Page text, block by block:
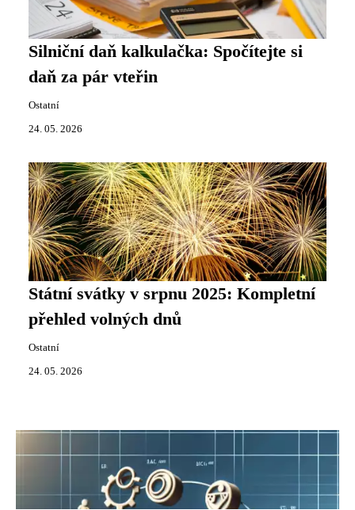
Silniční daň kalkulačka: Spočítejte si
daň za pár vteřin
Ostatní
24. 05. 2026
Státní svátky v srpnu 2025: Kompletní
přehled volných dnů
Ostatní
24. 05. 2026